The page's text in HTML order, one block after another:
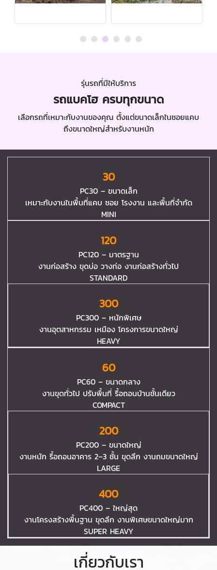
รุ่นรถที่มีให้บริการ
รถแบคโฮ ครบทุกขนาด
เลือกรถที่เหมาะกับงานของคุณ ตั้งแต่ขนาดเล็กในซอยแคบ
ถึงขนาดใหญ่สำหรับงานหนัก
30
PC30 – ขนาดเล็ก
เหมาะกับงานในพื้นที่แคบ ซอย โรงงาน และพื้นที่จำกัด
MINI
120
PC120 – มาตรฐาน
งานก่อสร้าง ขุดบ่อ วางท่อ งานก่อสร้างทั่วไป
STANDARD
300
PC300 – หนักพิเศษ
งานอุตสาหกรรม เหมือง โครงการขนาดใหญ่
HEAVY
60
PC60 – ขนาดกลาง
งานขุดทั่วไป ปรับพื้นที่ รื้อถอนบ้านชั้นเดียว
COMPACT
200
PC200 – ขนาดใหญ่
งานหนัก รื้อถอนอาคาร 2–3 ชั้น ขุดลึก งานถมขนาดใหญ่
LARGE
400
PC400 – ใหญ่สุด
งานโครงสร้างพื้นฐาน ขุดลึก งานพิเศษขนาดใหญ่มาก
SUPER HEAVY
เกี่ยวกับเรา